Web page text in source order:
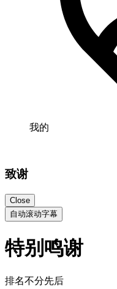
我的
致谢
Close
自动滚动字幕
特别鸣谢
排名不分先后